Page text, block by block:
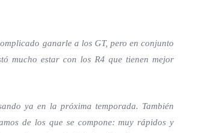
ganarle a los GT, pero en conjunto
mucho estar con los R4 que tienen mejor
ya en la próxima temporada. También
de los que se compone: muy rápidos y